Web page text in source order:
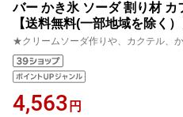
バー かき氷 ソーダ 割り材
【送料無料(一部地域を除く）
★クリームソーダ作りや、カクテル、
4,563 円